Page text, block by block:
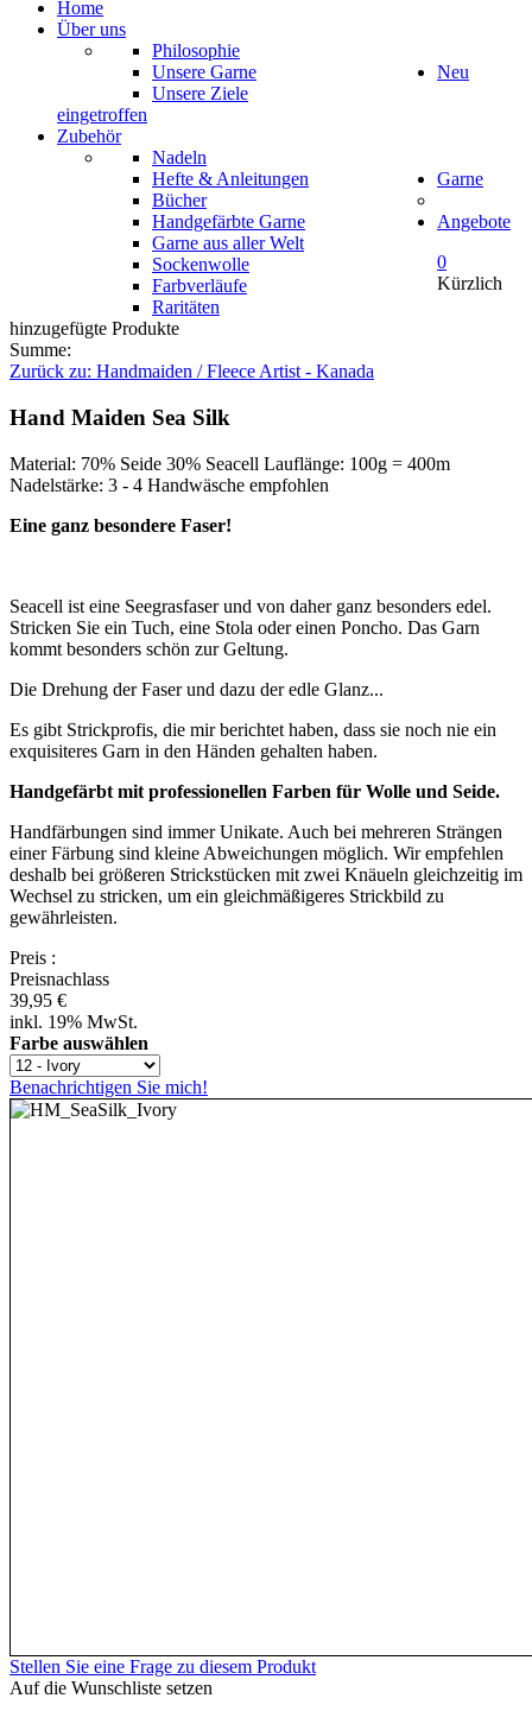
Home
Über uns
Philosophie
Unsere Garne
Unsere Ziele
Neu
eingetroffen
Zubehör
Nadeln
Hefte & Anleitungen
Bücher
Garne
Handgefärbte Garne
Garne aus aller Welt
Sockenwolle
Farbverläufe
Raritäten
Angebote
0
Kürzlich
hinzugefügte Produkte
Summe:
Zurück zu: Handmaiden / Fleece Artist - Kanada
Hand Maiden Sea Silk
Material: 70% Seide 30% Seacell Lauflänge: 100g = 400m
Nadelstärke: 3 - 4 Handwäsche empfohlen
Eine ganz besondere Faser!
Seacell ist eine Seegrasfaser und von daher ganz besonders edel.
Stricken Sie ein Tuch, eine Stola oder einen Poncho. Das Garn
kommt besonders schön zur Geltung.
Die Drehung der Faser und dazu der edle Glanz...
Es gibt Strickprofis, die mir berichtet haben, dass sie noch nie ein
exquisiteres Garn in den Händen gehalten haben.
Handgefärbt mit professionellen Farben für Wolle und Seide.
Handfärbungen sind immer Unikate. Auch bei mehreren Strängen
einer Färbung sind kleine Abweichungen möglich. Wir empfehlen
deshalb bei größeren Strickstücken mit zwei Knäueln gleichzeitig im
Wechsel zu stricken, um ein gleichmäßigeres Strickbild zu
gewährleisten.
Preis :
Preisnachlass
39,95 €
inkl. 19% MwSt.
Farbe auswählen
Benachrichtigen Sie mich!
Stellen Sie eine Frage zu diesem Produkt
Auf die Wunschliste setzen